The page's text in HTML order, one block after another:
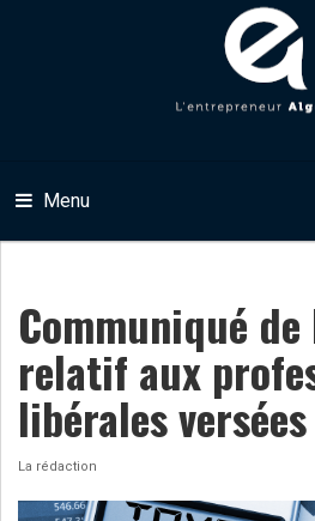
Menu
Communiqué de
relatif aux
libérales
La rédaction